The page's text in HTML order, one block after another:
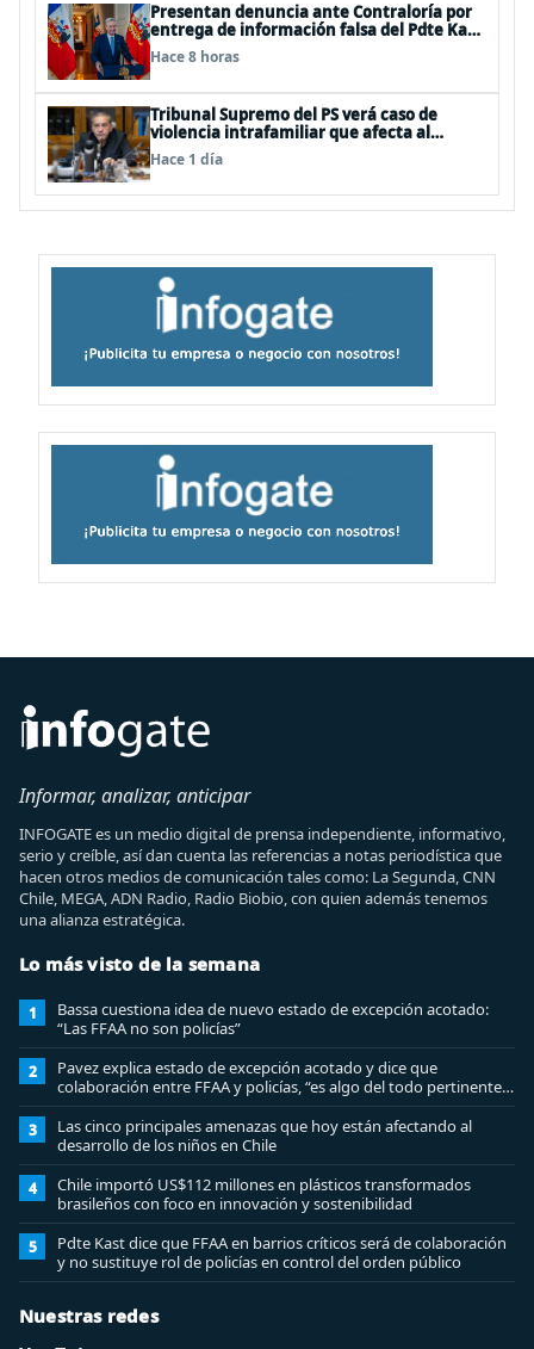
Presentan denuncia ante Contraloría por
entrega de información falsa del Pdte Kast
en cadena nacional
Hace 8 horas
Tribunal Supremo del PS verá caso de
violencia intrafamiliar que afecta al
senador Fidel Espinoza
Hace 1 día
Informar, analizar, anticipar
INFOGATE es un medio digital de prensa independiente, informativo,
serio y creíble, así dan cuenta las referencias a notas periodística que
hacen otros medios de comunicación tales como: La Segunda, CNN
Chile, MEGA, ADN Radio, Radio Biobio, con quien además tenemos
una alianza estratégica.
Lo más visto de la semana
1
Bassa cuestiona idea de nuevo estado de excepción acotado:
“Las FFAA no son policías”
2
Pavez explica estado de excepción acotado y dice que
colaboración entre FFAA y policías, “es algo del todo pertinente
analizar”
3
Las cinco principales amenazas que hoy están afectando al
desarrollo de los niños en Chile
4
Chile importó US$112 millones en plásticos transformados
brasileños con foco en innovación y sostenibilidad
5
Pdte Kast dice que FFAA en barrios críticos será de colaboración
y no sustituye rol de policías en control del orden público
Nuestras redes